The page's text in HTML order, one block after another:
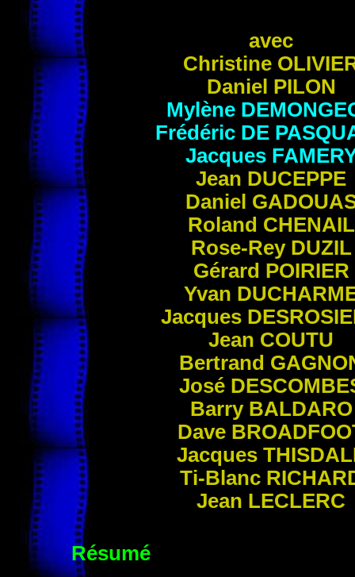
avec
Christine
Daniel PILON
Mylène
Frédéric DE
Jacques
Jean DUCEPPE
Daniel
Roland CHENAIL
Rose-Rey DUZIL
Gérard POIRIER
Yvan
Jacques
Jean COUTU
Bertrand
José
Barry BALDARO
Dave
Jacques
Ti-Blanc
Jean LECLERC
Résumé